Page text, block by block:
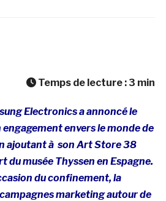
Temps de lecture : 3 min
Electronics a annoncé le
envers le monde de
ajoutant à son Art Store 38
du musée Thyssen en Espagne.
du confinement, la
marketing autour de